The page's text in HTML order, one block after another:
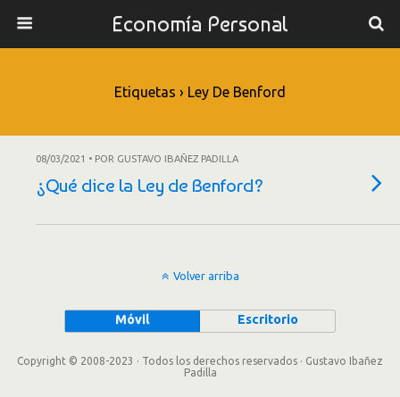
Economía Personal
Etiquetas › Ley De Benford
08/03/2021 • POR GUSTAVO IBAÑEZ PADILLA
¿Qué dice la Ley de Benford?
Volver arriba
Móvil Escritorio
Copyright © 2008-2023 · Todos los derechos reservados · Gustavo Ibañez
Padilla